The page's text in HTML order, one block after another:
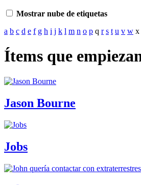
Mostrar nube de etiquetas
a b c d e f g h i j k l m n o p q r s t u v w x
Ítems que
Jason Bourne
Jobs